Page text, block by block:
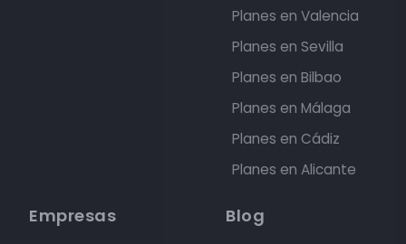
Planes en Valencia
Planes en Sevilla
Planes en Bilbao
Planes en Málaga
Planes en Cádiz
Planes en Alicante
Empresas Blog